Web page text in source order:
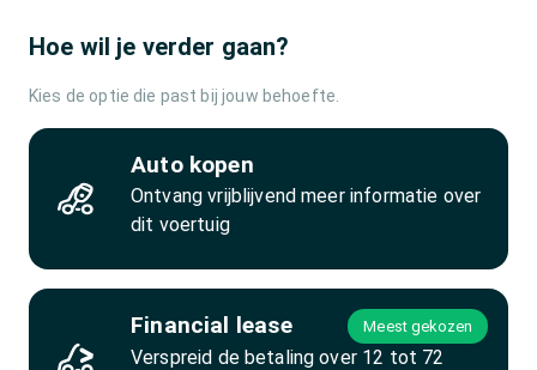
Hoe wil je verder gaan?
Kies de optie die past bij jouw behoefte.
Auto kopen
Ontvang vrijblijvend meer informatie over
dit voertuig
Financial lease Meest gekozen
Verspreid de betaling over 12 tot 72